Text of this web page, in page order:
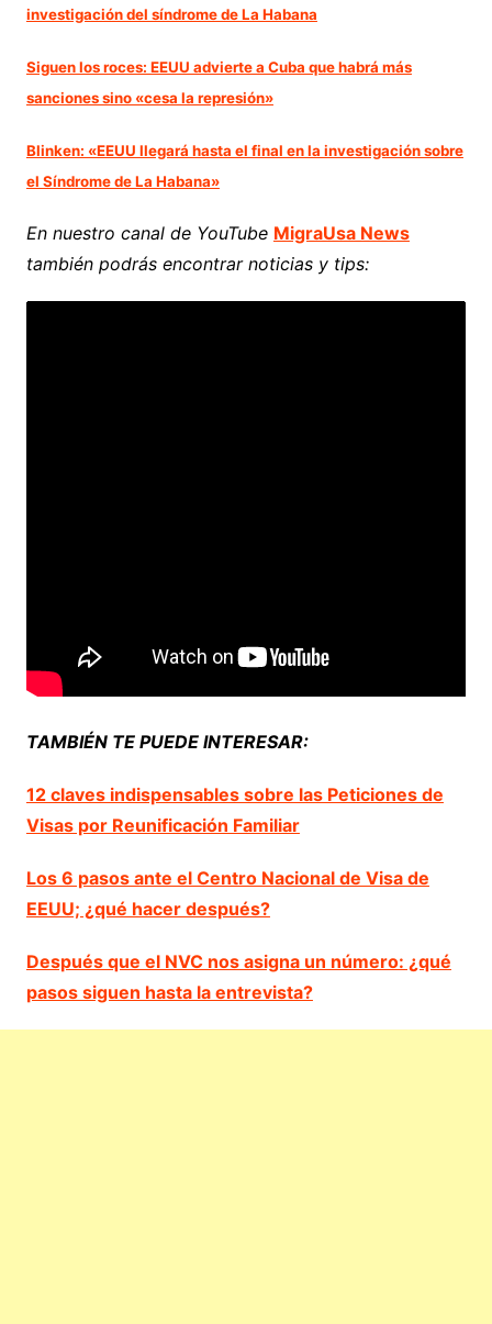
investigación del síndrome de La Habana
Siguen los roces: EEUU advierte a Cuba que habrá más
sanciones sino «cesa la represión»
Blinken: «EEUU llegará hasta el final en la investigación sobre
el Síndrome de La Habana»
En nuestro canal de YouTube MigraUsa News
también podrás encontrar noticias y tips:
TAMBIÉN TE PUEDE INTERESAR:
12 claves indispensables sobre las Peticiones de
Visas por Reunificación Familiar
Los 6 pasos ante el Centro Nacional de Visa de
EEUU; ¿qué hacer después?
Después que el NVC nos asigna un número: ¿qué
pasos siguen hasta la entrevista?